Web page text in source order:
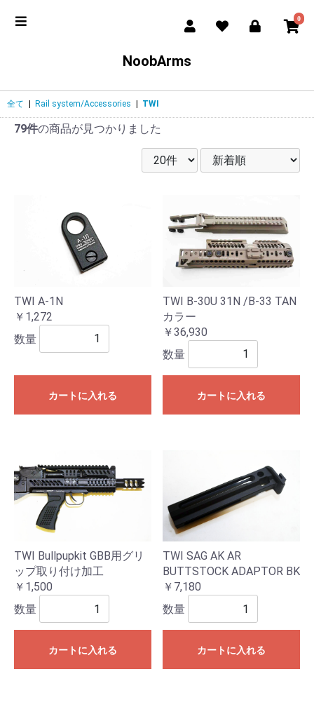
0
NoobArms
全て Rail system/Accessories TWI
79件の商品が見つかりました
TWI A-1N
￥1,272
数量
カートに入れる
TWI B-30U 31N /B-33 TAN
カラー
￥36,930
数量
カートに入れる
TWI Bullpupkit GBB用グリ
ップ取り付け加工
￥1,500
数量
カートに入れる
TWI SAG AK AR
BUTTSTOCK ADAPTOR BK
￥7,180
数量
カートに入れる